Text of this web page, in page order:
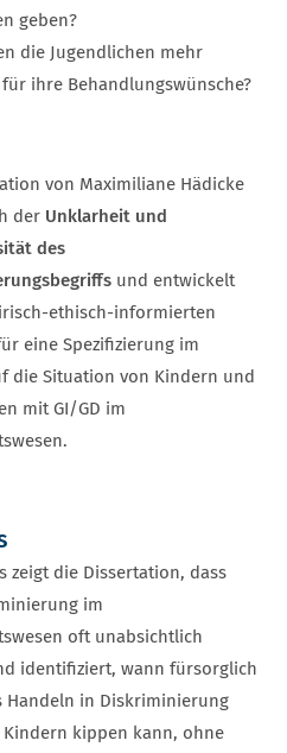
geben?
die Jugendlichen mehr
für ihre Behandlungswünsche?
von Maximiliane Hädicke
der Unklarheit und
des
und entwickelt
ethisch-informierten
eine Spezifizierung im
die Situation von Kindern und
mit GI/GD im
zeigt die Dissertation, dass
im
oft unabsichtlich
identifiziert, wann fürsorglich
Handeln in Diskriminierung
kippen kann, ohne